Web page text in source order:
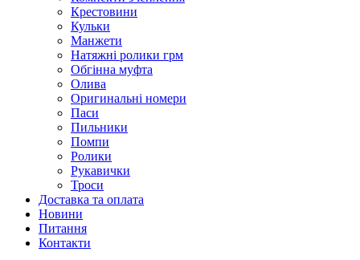
Крестовини
Кульки
Манжети
Натяжні ролики грм
Обгінна муфта
Олива
Оригинальні номери
Паси
Пильники
Помпи
Ролики
Рукавички
Троси
Доставка та оплата
Новини
Питання
Контакти